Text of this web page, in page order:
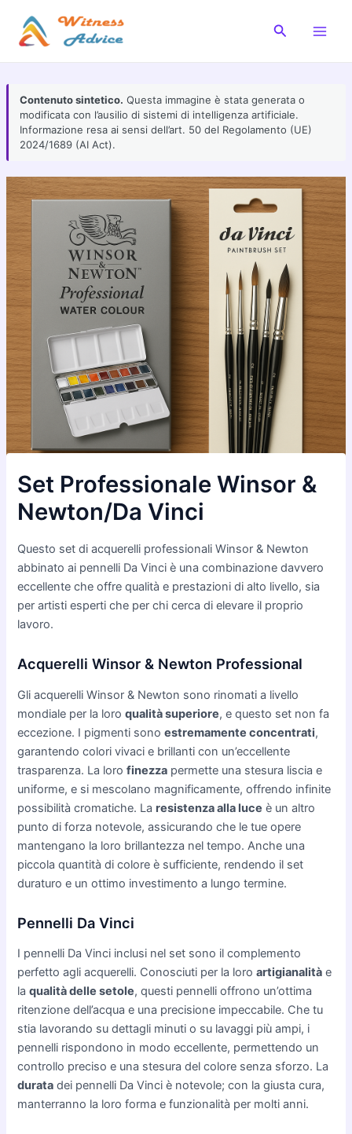
contenuto
Cerca
Contenuto sintetico. Questa immagine è stata generata o
modificata con l’ausilio di sistemi di intelligenza artificiale.
Informazione resa ai sensi dell’art. 50 del Regolamento (UE)
2024/1689 (AI Act).
Set Professionale Winsor &
Newton/Da Vinci
Questo set di acquerelli professionali Winsor & Newton
abbinato ai pennelli Da Vinci è una combinazione davvero
eccellente che offre qualità e prestazioni di alto livello, sia
per artisti esperti che per chi cerca di elevare il proprio
lavoro.
Acquerelli Winsor & Newton Professional
Gli acquerelli Winsor & Newton sono rinomati a livello
mondiale per la loroqualità superiore, e questo set non fa
eccezione. I pigmenti sonoestremamente concentrati,
garantendo colori vivaci e brillanti con un’eccellente
trasparenza. La lorofinezza permette una stesura liscia e
uniforme, e si mescolano magnificamente, offrendo infinite
possibilità cromatiche. La resistenza alla luce è un altro
punto di forza notevole, assicurando che le tue opere
mantengano la loro brillantezza nel tempo. Anche una
piccola quantità di colore è sufficiente, rendendo il set
duraturo e un ottimo investimento a lungo termine.
Pennelli Da Vinci
I pennelli Da Vinci inclusi nel set sono il complemento
perfetto agli acquerelli. Conosciuti per la loroartigianalità e
laqualità delle setole, questi pennelli offrono un’ottima
ritenzione dell’acqua e una precisione impeccabile. Che tu
stia lavorando su dettagli minuti o su lavaggi più ampi, i
pennelli rispondono in modo eccellente, permettendo un
controllo preciso e una stesura del colore senza sforzo. La
durata dei pennelli Da Vinci è notevole; con la giusta cura,
manterranno la loro forma e funzionalità per molti anni.